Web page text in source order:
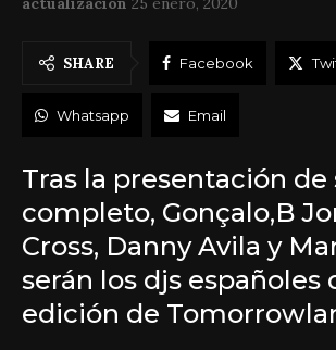
SHARE Facebook
Whatsapp Email
Tras la presentación
completo, Gonçalo,B
Cross, Danny Avila y
serán los djs españoles
edición de